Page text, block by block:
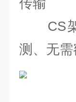
传输
CS架
测、无需